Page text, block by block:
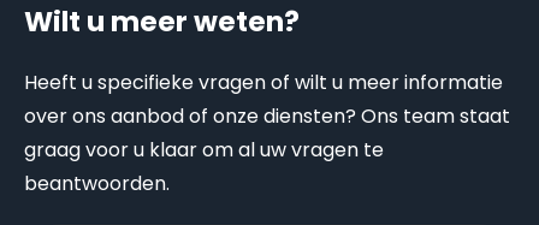
Wilt u meer weten?
Heeft u specifieke vragen of wilt u meer informatie
over ons aanbod of onze diensten? Ons team staat
graag voor u klaar om al uw vragen te
beantwoorden.